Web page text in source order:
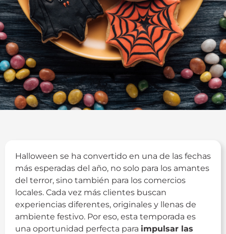
Halloween se ha convertido en una de las fechas
más esperadas del año, no solo para los amantes
del terror, sino también para los comercios
locales. Cada vez más clientes buscan
experiencias diferentes, originales y llenas de
ambiente festivo. Por eso, esta temporada es
una oportunidad perfecta para impulsar las